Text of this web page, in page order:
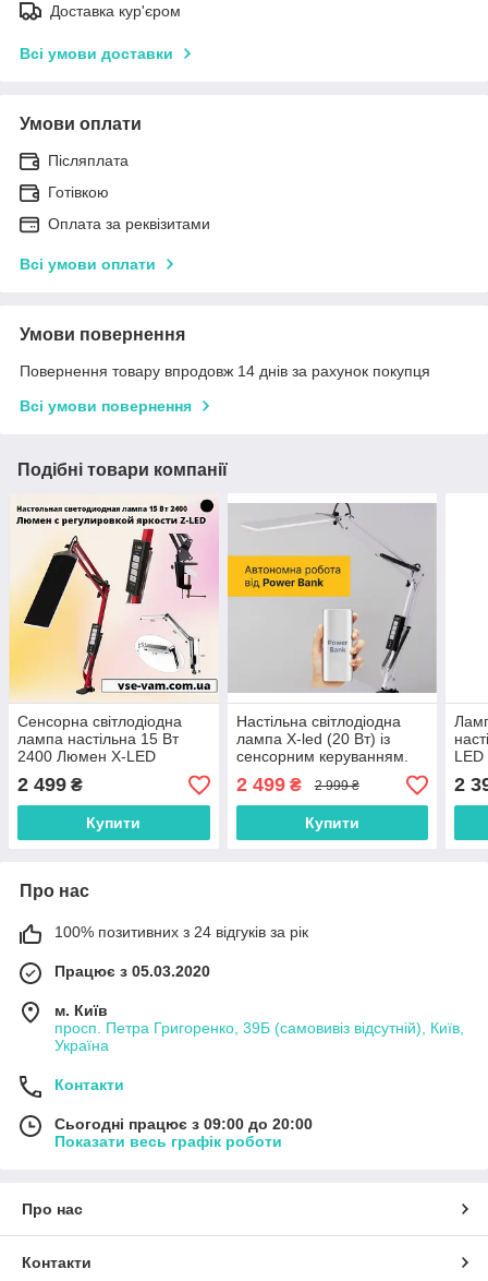
Доставка кур'єром
Всі умови доставки
Умови оплати
Післяплата
Готівкою
Оплата за реквізитами
Всі умови оплати
Умови повернення
Повернення товару впродовж 14 днів за рахунок покупця
Всі умови повернення
Подібні товари компанії
Сенсорна світлодіодна
лампа настільна 15 Вт
2400 Люмен Х-LED
чорний
2 499 ₴
Купити
Настільна світлодіодна
лампа X-led (20 Вт) із
сенсорним керуванням.
Роботи від мережи і від
«Power Bank» (біла).
2 499₴ 2 999 ₴
Купити
LED
та
2
Про нас
100% позитивних з 24 відгуків за рік
Працює з 05.03.2020
м. Київ
просп. Петра Григоренко, 39Б (самовивіз відсутній), Київ,
Україна
Контакти
Сьогодні працює з 09:00 до 20:00
Показати весь графік роботи
Про нас
Контакти